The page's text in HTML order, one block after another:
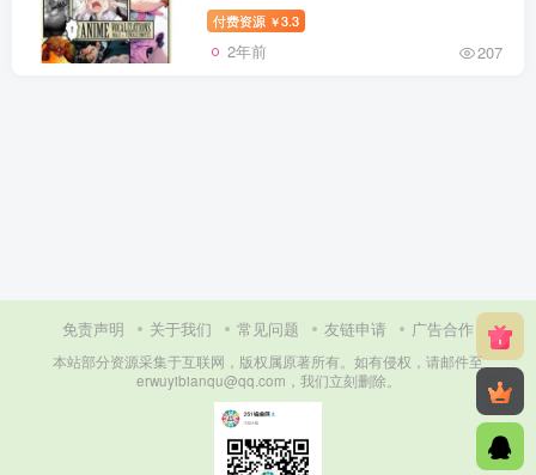
付费资源 ￥3.3
2年前 207
免责声明 关于我们 常见问题 友链申请 广告合作
本站部分资源采集于互联网，版权属原著所有。如有侵权，请邮件至
erwuyibianqu@qq.com，我们立刻删除。